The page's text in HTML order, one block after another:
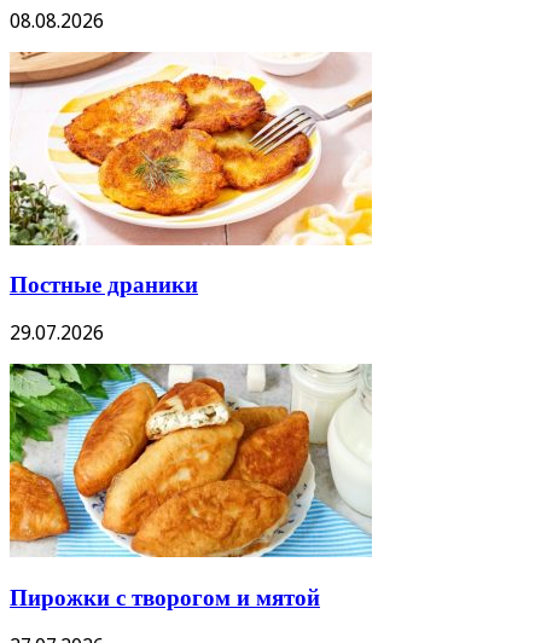
08.08.2026
Постные драники
29.07.2026
Пирожки с творогом и мятой